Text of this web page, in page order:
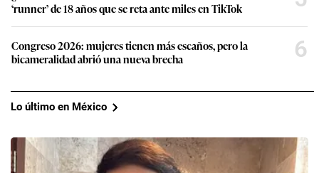
‘runner’ de 18 años que se reta ante miles en TikTok
Congreso 2026: mujeres tienen más escaños, pero la
bicameralidad abrió una nueva brecha
6
Lo último en México